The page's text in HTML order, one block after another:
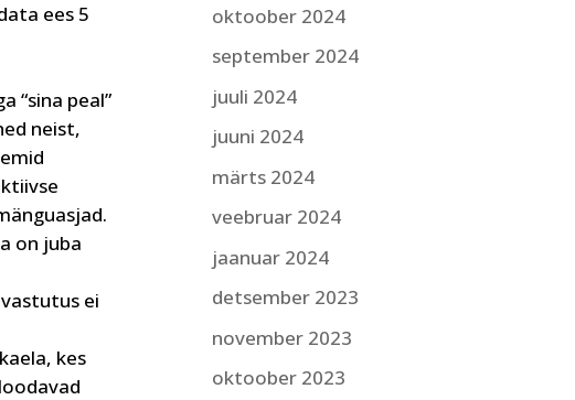
ees 5
“sina peal”
neist,
on juba
ei
kes
oktoober 2024
september 2024
juuli 2024
juuni 2024
märts 2024
veebruar 2024
jaanuar 2024
detsember 2023
november 2023
oktoober 2023